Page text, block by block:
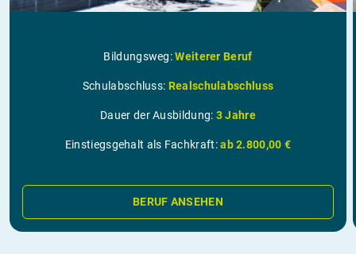
Bildungsweg:Weiterer Beruf
Schulabschluss: Realschulabschluss
Dauer der Ausbildung: 3 Jahre
Einstiegsgehalt als Fachkraft:ab 2.800,00 €
BERUF ANSEHEN